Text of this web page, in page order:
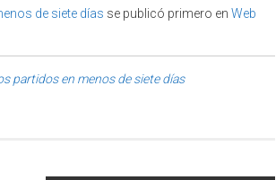
de siete días se publicó primero en Web
partidos en menos de siete días